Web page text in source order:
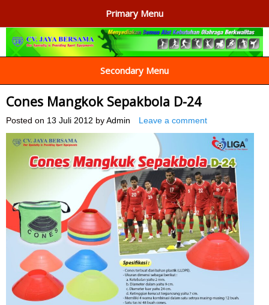
Primary Menu
AGEN ALAT OLAHRAGA
Menyediakan Alat Olahraga Terlengkap di Indonesia
Secondary Menu
Cones Mangkok Sepakbola D-24
Posted on 13 Juli 2012 by Admin Leave a comment